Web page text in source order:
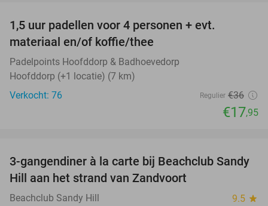
1,5 uur padellen voor 4 personen + evt.
materiaal en/of koffie/thee
Padelpoints Hoofddorp & Badhoevedorp
Hoofddorp (+1 locatie) (7 km)
Verkocht: 76
Regulier €36
€17,95
34%
3-gangendiner à la carte bij Beachclub Sandy
Hill aan het strand van Zandvoort
Beachclub Sandy Hill 9.5 star